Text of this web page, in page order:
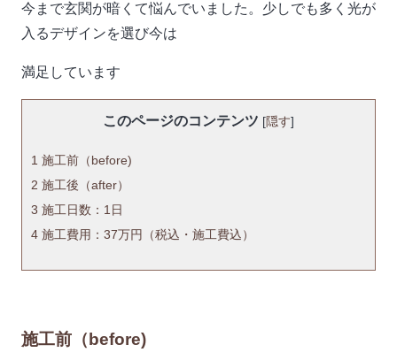
今まで玄関が暗くて悩んでいました。少しでも多く光が
入るデザインを選び今は
満足しています
このページのコンテンツ [隠す]
1 施工前（before)
2 施工後（after）
3 施工日数：1日
4 施工費用：37万円（税込・施工費込）
施工前（before)